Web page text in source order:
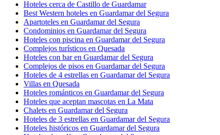
Hoteles cerca de Castillo de Guardamar
Best Western hoteles en Guardamar del Segura
Apartoteles en Guardamar del Segura
Condominios en Guardamar del Segura
Hoteles con piscina en Guardamar del Segura
Complejos turísticos en Quesada
Hoteles con bar en Guardamar del Segura
Complejos de pisos en Guardamar del Segura
Hoteles de 4 estrellas en Guardamar del Segura
Villas en Quesada
Hoteles románticos en Guardamar del Segura
Hoteles que aceptan mascotas en La Mata
Chalets en Guardamar del Segura
Hoteles de 3 estrellas en Guardamar del Segura
Hoteles históricos en Guardamar del Segura